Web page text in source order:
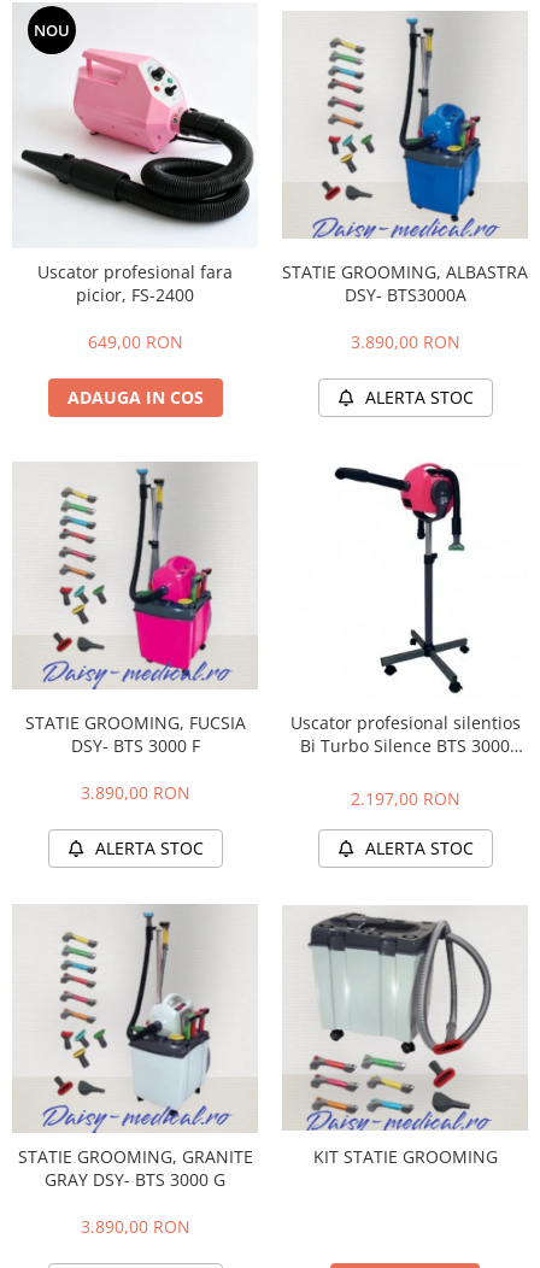
NOU
Uscator profesional fara
picior, FS-2400
649,00 RON
ADAUGA IN COS
STATIE GROOMING, ALBASTRA
DSY- BTS3000A
3.890,00 RON
ALERTA STOC
STATIE GROOMING, FUCSIA
DSY- BTS 3000 F
3.890,00 RON
ALERTA STOC
Uscator profesional silentios
Bi Turbo Silence BTS 3000
2.197,00 RON
ALERTA STOC
STATIE GROOMING, GRANITE
GRAY DSY- BTS 3000 G
3.890,00 RON
KIT STATIE GROOMING